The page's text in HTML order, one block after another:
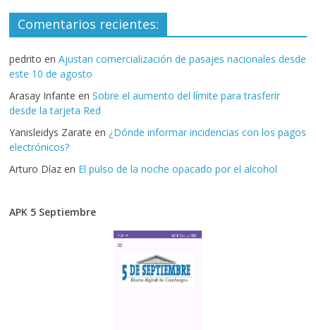
Comentarios recientes:
pedrito enAjustan comercialización de pasajes nacionales desde
este 10 de agosto
Arasay Infante enSobre el aumento del límite para trasferir
desde la tarjeta Red
Yanisleidys Zarate en ¿Dónde informar incidencias con los pagos
electrónicos?
Arturo Díaz en El pulso de la noche opacado por el alcohol
APK 5 Septiembre